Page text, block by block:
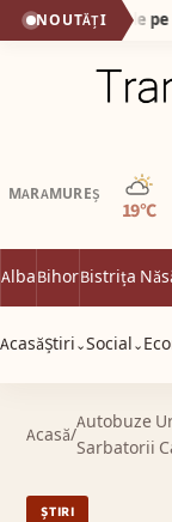
NOUTĂȚI
secret de pe
MARAMUREȘ
19°C
Parțial
AlbaBihorBistrița
AcasăȘtiri ⌄Social ⌄
Acasă/
Autobuze
Sarbatorii
ȘTIRI